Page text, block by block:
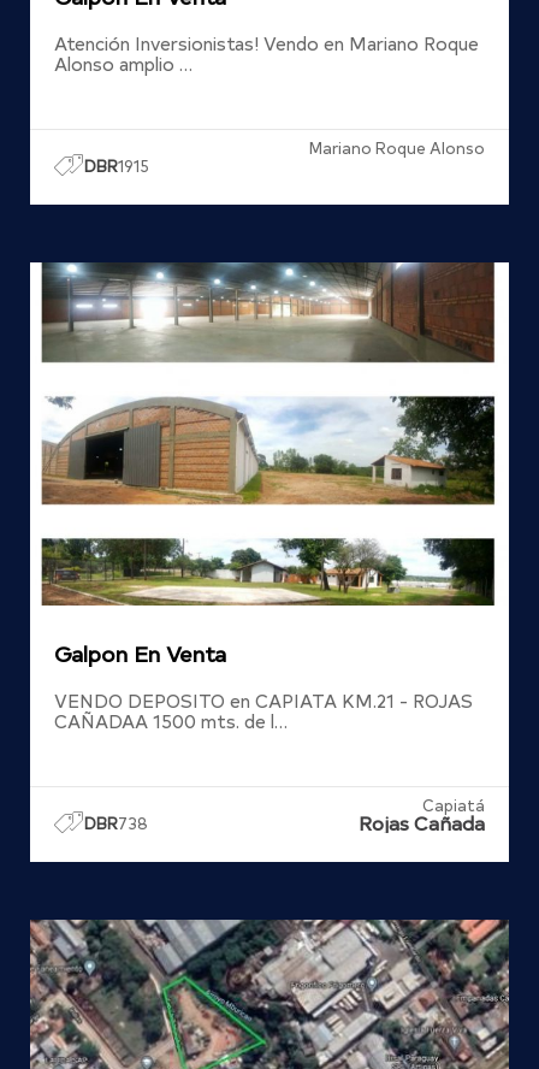
Atención Inversionistas! Vendo en Mariano Roque
Alonso amplio …
DBR1915
Mariano Roque Alonso
Galpon En Venta
VENDO DEPOSITO en CAPIATA KM.21 - ROJAS
CAÑADAA 1500 mts. de l…
DBR738
Capiatá
Rojas Cañada